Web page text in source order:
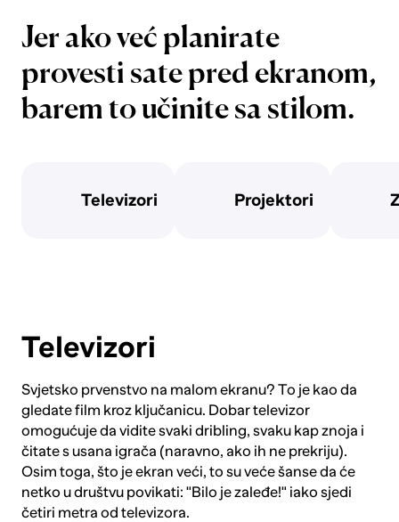
Jer ako već planirate
provesti sate pred ekranom,
barem to učinite sa stilom.
Televizori Projektori
Televizori
Svjetsko prvenstvo na malom ekranu? To je kao da
gledate film kroz ključanicu. Dobar televizor
omogućuje da vidite svaki dribling, svaku kap znoja i
čitate s usana igrača (naravno, ako ih ne prekriju).
Osim toga, što je ekran veći, to su veće šanse da će
netko u društvu povikati: "Bilo je zaleđe!" iako sjedi
četiri metra od televizora.